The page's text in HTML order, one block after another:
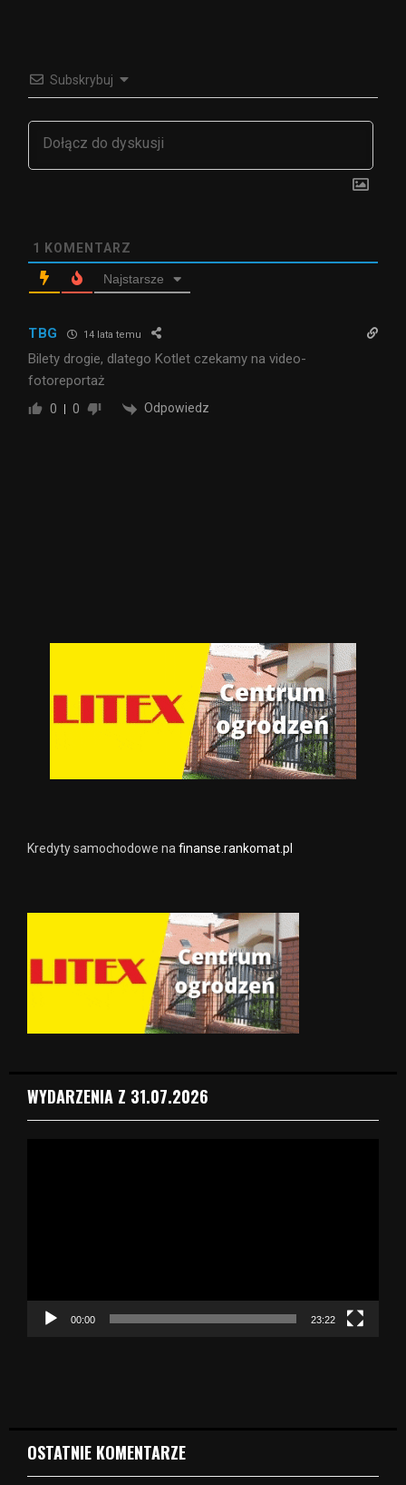
Subskrybuj
1 KOMENTARZ
Najstarsze
TBG 14 lata temu
Bilety drogie, dlatego Kotlet czekamy na video-
fotoreportaż
0 0 Odpowiedz
Kredyty samochodowe na finanse.rankomat.pl
WYDARZENIA Z 31.07.2026
c
00:00 23:22
OSTATNIE KOMENTARZE